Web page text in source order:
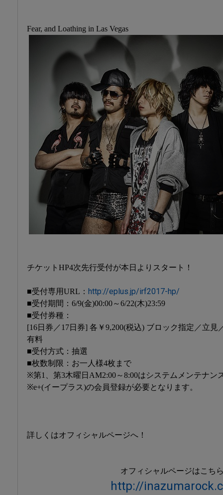
Fear, and Loathing in Las Vegas
チケットHP4次先行受付が本日よりスタート！
■受付専用URL： http://eplus.jp/irf2017-hp/
■受付期間：6/9(金)00:00～6/22(木)23:59
■受付券種：
[16日券／17日券] 各￥9,200(税込) ブロック指定／立
有料
■受付方式：抽選
■枚数制限：お一人様4枚まで
※第1、第3木曜日AM2:00～8:00はシステムメンテナン
※e+(イープラス)の会員登録が必要となります。
詳しくはオフィシャルページへ！
オフィシャルページはこち
http://